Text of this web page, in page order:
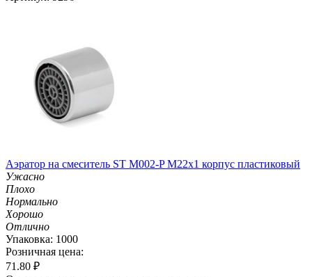
Аэратор на смеситель ST М002-P М22х1 корпус пластиковый
Ужасно
Плохо
Нормально
Хорошо
Отлично
Упаковка: 1000
Розничная цена:
71.80 ₽